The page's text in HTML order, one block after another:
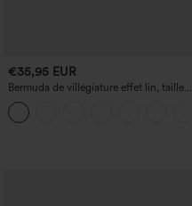
€35,95 EUR
Bermuda de villégiature effet lin, taille
haute, ourlet roulotté, longueur 10'' avec
poches